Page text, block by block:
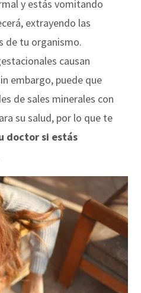
y estás vomitando
extrayendo las
de tu organismo.
causan
embargo, puede que
de sales minerales con
su salud, por lo que te
doctor si estás